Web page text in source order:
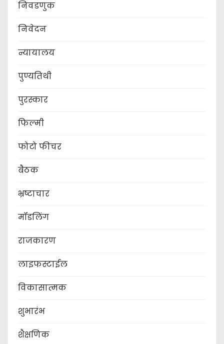
निवडणुक
निवेदन
न्यायालय
पुण्यतिथी
पुरस्कार
फिल्मी
फोटो फीचर
बैठक
भ्रष्टाचार
मॉडलिंग
राजकारण
लाइफस्टाईल
विकासात्मक
शुभारंभ
शैक्षणिक